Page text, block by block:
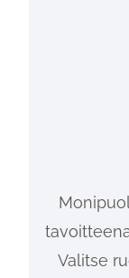
Valitse